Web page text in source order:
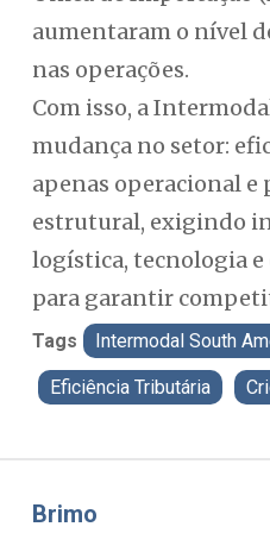
aumentaram o nível
nas operações.
Com isso, a
mudança no setor:
apenas operacional e
estrutural, exigindo
logística, tecnologia
para garantir
Tags Intermodal South
Eficiência Tributária
Misael Elias